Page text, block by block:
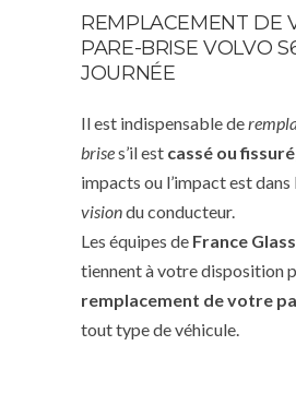
REMPLACEMENT DE
PARE-BRISE VOLVO
JOURNÉE
Il est indispensable de
brises’il est cassé ou fissuré
impacts ou l’impact est dans
visiondu conducteur.
Les équipes de France
tiennent à votre disposition
remplacement de votre
tout type de véhicule.